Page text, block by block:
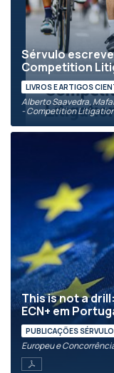
Sérvulo
Competition
LIVROS E ARTIGOS
Alberto Saavedra,
- Competition
This is not a
ECN+ em
PUBLICAÇÕES SÉRVULO
Europeu e